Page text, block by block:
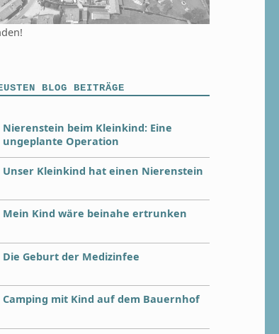
BLOG BEITRÄGE
Nierenstein beim Kleinkind: Eine
ungeplante Operation
Unser Kleinkind hat einen Nierenstein
Mein Kind wäre beinahe ertrunken
Die Geburt der Medizinfee
Camping mit Kind auf dem Bauernhof